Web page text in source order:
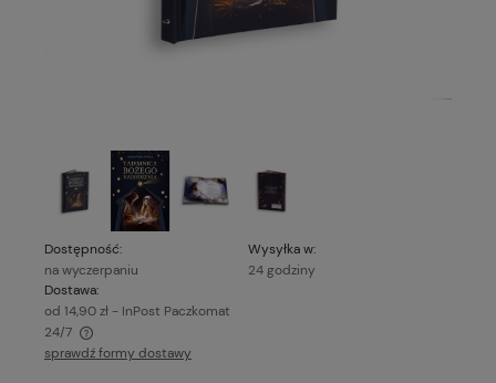
Dostępność:
na wyczerpaniu
Wysyłka w:
24 godziny
Dostawa:
od 14,90 zł - InPost Paczkomat
24/7
Cena nie zawiera ewentualnych kosztów płatności
sprawdź formy dostawy